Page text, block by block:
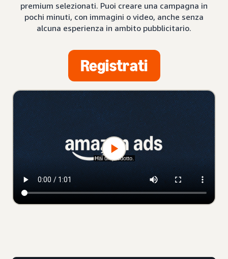
premium selezionati. Puoi creare una campagna in
pochi minuti, con immagini o video, anche senza
alcuna esperienza in ambito pubblicitario.
Registrati